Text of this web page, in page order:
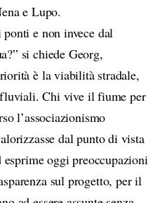
e Lupo.
e non invece dal
si chiede Georg,
è la viabilità stradale,
Chi vive il fiume per
l’associazionismo
dal punto di vista
oggi preoccupazioni
sul progetto, per il